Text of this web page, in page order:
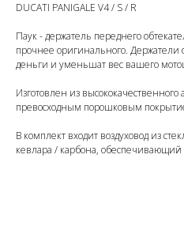
DUCATI PANIGALE V4 / S / R
Паук - держатель переднего
прочнее оригинального. Держатели
деньги и уменьшат вес вашего
Изготовлен из
превосходным порошковым
В комплект входит воздуховод из
кевлара / карбона,